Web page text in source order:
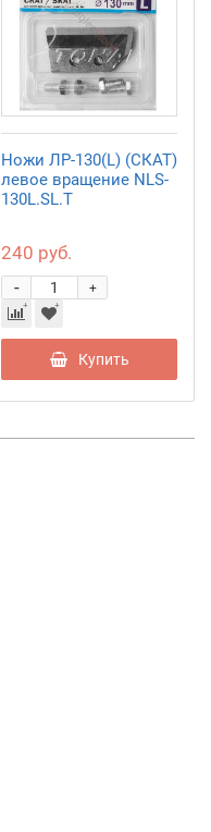
Ножи ЛР-130(L) (СКАТ)
левое вращение NLS-
130L.SL.T
240 руб.
+
-
Купить